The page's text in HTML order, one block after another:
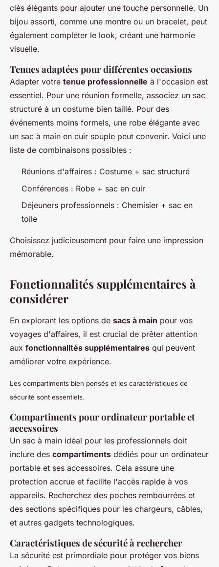
clés élégants pour ajouter une touche personnelle. Un
bijou assorti, comme une montre ou un bracelet, peut
également compléter le look, créant une harmonie
visuelle.
Tenues adaptées pour différentes occasions
Adapter votre tenue professionnelle à l'occasion est
essentiel. Pour une réunion formelle, associez un sac
structuré à un costume bien taillé. Pour des
événements moins formels, une robe élégante avec
un sac à main en cuir souple peut convenir. Voici une
liste de combinaisons possibles :
Réunions d'affaires : Costume + sac structuré
Conférences : Robe + sac en cuir
Déjeuners professionnels : Chemisier + sac en
toile
Choisissez judicieusement pour faire une impression
mémorable.
Fonctionnalités supplémentaires à
considérer
En explorant les options de sacs à main pour vos
voyages d'affaires, il est crucial de prêter attention
aux fonctionnalités supplémentaires qui peuvent
améliorer votre expérience.
Les compartiments bien pensés et les caractéristiques de
sécurité sont essentiels.
Compartiments pour ordinateur portable et
accessoires
Un sac à main idéal pour les professionnels doit
inclure des compartiments dédiés pour un ordinateur
portable et ses accessoires. Cela assure une
protection accrue et facilite l'accès rapide à vos
appareils. Recherchez des poches rembourrées et
des sections spécifiques pour les chargeurs, câbles,
et autres gadgets technologiques.
Caractéristiques de sécurité à rechercher
La sécurité est primordiale pour protéger vos biens